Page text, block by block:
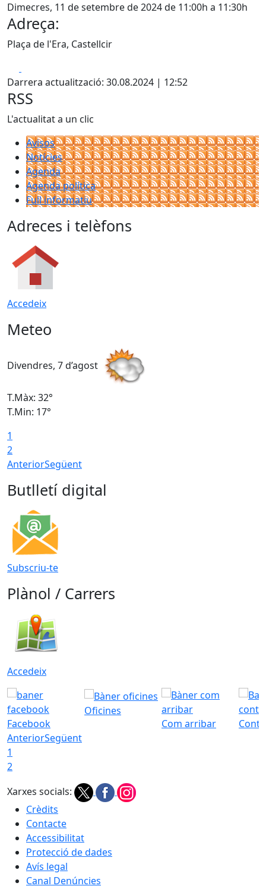
Dimecres, 11 de setembre de 2024 de 11:00h a 11:30h
Adreça:
Plaça de l'Era, Castellcir
Darrera actualització: 30.08.2024 | 12:52
RSS
L'actualitat a un clic
Avisos
Notícies
Agenda
Agenda política
Full informatiu
Adreces i telèfons
Accedeix
Meteo
Divendres, 7 d’agost
T.Màx: 32°
T.Min: 17°
1
2
AnteriorSegüent
Butlletí digital
Subscriu-te
Plànol / Carrers
Accedeix
Facebook
Oficines
Com arribar
AnteriorSegüent
1
2
Xarxes socials:
Crèdits
Contacte
Accessibilitat
Protecció de dades
Avís legal
Canal Denúncies